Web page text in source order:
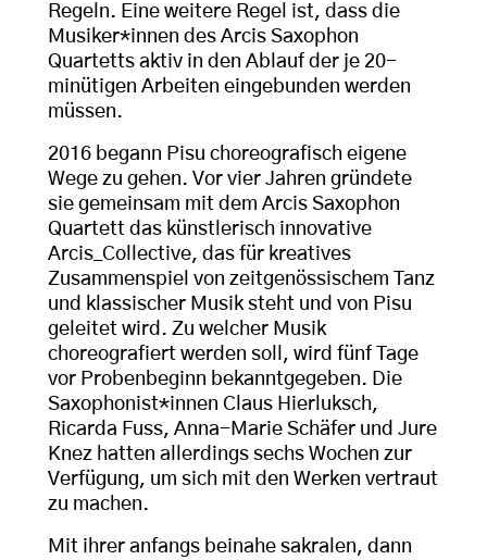
Regeln. Eine weitere Regel ist, dass die
Musiker*innen des Arcis Saxophon
Quartetts aktiv in den Ablauf der je 20-
minütigen Arbeiten eingebunden werden
müssen.
2016 begann Pisu choreografisch eigene
Wege zu gehen. Vor vier Jahren gründete
sie gemeinsam mit dem Arcis Saxophon
Quartett das künstlerisch innovative
Arcis_Collective, das für kreatives
Zusammenspiel von zeitgenössischem Tanz
und klassischer Musik steht und von Pisu
geleitet wird. Zu welcher Musik
choreografiert werden soll, wird fünf Tage
vor Probenbeginn bekanntgegeben. Die
Saxophonist*innen Claus Hierluksch,
Ricarda Fuss, Anna-Marie Schäfer und Jure
Knez hatten allerdings sechs Wochen zur
Verfügung, um sich mit den Werken vertraut
zu machen.
Mit ihrer anfangs beinahe sakralen, dann